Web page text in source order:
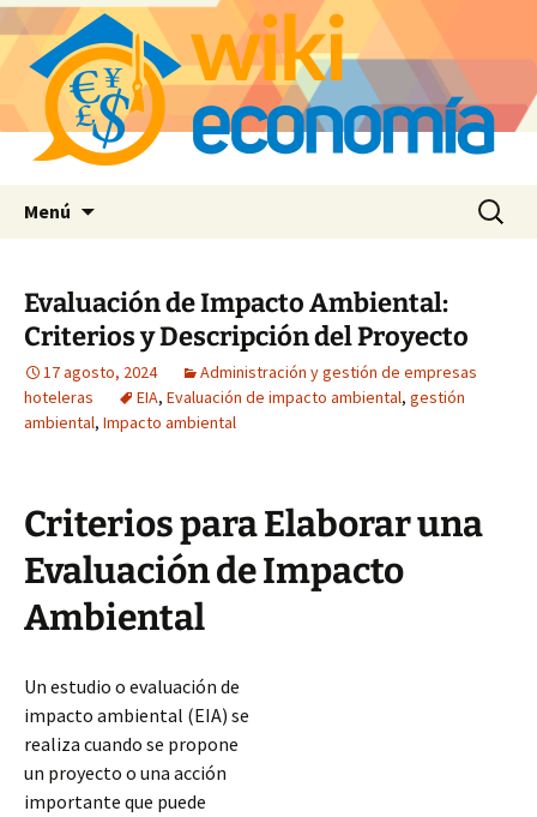
Menú Buscar:
Evaluación de Impacto Ambiental:
Criterios y Descripción del Proyecto
17 agosto, 2024
Administración y gestión de empresas
hoteleras
EIA, Evaluación de impacto ambiental, gestión
ambiental, Impacto ambiental
Criterios para Elaborar una
Evaluación de Impacto
Ambiental
Un estudio o evaluación de
impacto ambiental (EIA) se
realiza cuando se propone
un proyecto o una acción
importante que puede